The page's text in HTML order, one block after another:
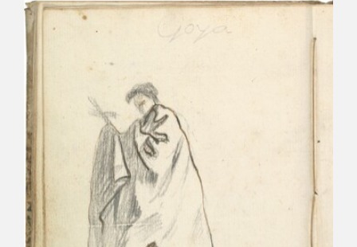
EL VIAJE DE GOYA
GOYA EN ARAGÓN
PREMIO ARAGÓN GOYA
EDICIONES